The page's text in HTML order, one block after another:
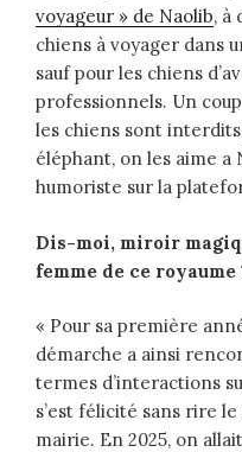
voyageur » de Naolib, à
chiens à voyager dans
sauf pour les chiens
professionnels. Un coup
les chiens sont
éléphant, on les aime
humoriste sur la
Dis-moi, miroir
femme de ce royaume
« Pour sa première
démarche a ainsi
termes d’interactions
s’est félicité sans rire
mairie. En 2025, on